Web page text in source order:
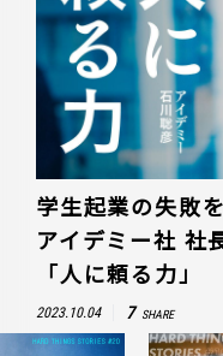
学生起業の失敗
アイデミー社 社
「人に頼る力」
2023.10.04 7 SHARE